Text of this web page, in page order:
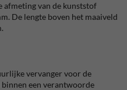
afmeting van de kunststof
De lengte boven het maaiveld
vervanger voor de
binnen een verantwoorde